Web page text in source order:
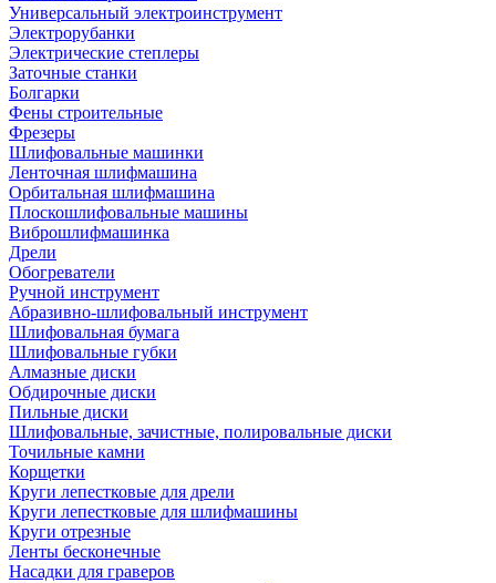
Универсальный электроинструмент
Электрорубанки
Электрические степлеры
Заточные станки
Болгарки
Фены строительные
Фрезеры
Шлифовальные машинки
Ленточная шлифмашина
Орбитальная шлифмашина
Плоскошлифовальные машины
Виброшлифмашинка
Дрели
Обогреватели
Ручной инструмент
Абразивно-шлифовальный инструмент
Шлифовальная бумага
Шлифовальные губки
Алмазные диски
Обдирочные диски
Пильные диски
Шлифовальные, зачистные, полировальные диски
Точильные камни
Корщетки
Круги лепестковые для дрели
Круги лепестковые для шлифмашины
Круги отрезные
Ленты бесконечные
Насадки для граверов